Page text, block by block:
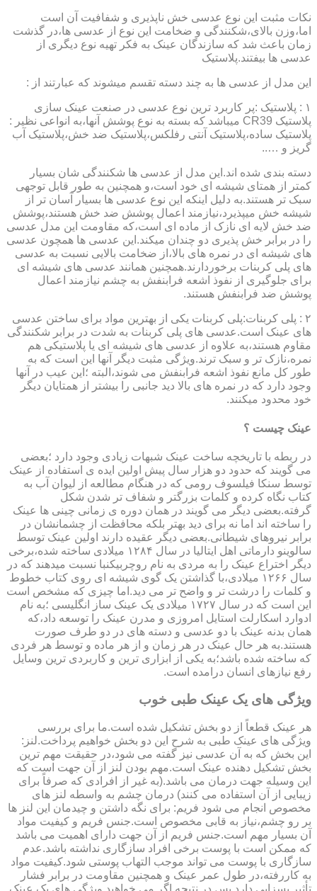
نکات مثبت این نوع عدسی خش ناپذیری و شفافیت آن است
اما،وزن بالای،شکنندگی و ضخامت این نوع از عدسی ها،در گذشت
زمان باعث شد که سازندگان عینک به فکر تهیه نوع دیگری از
عدسی ها بیفتند.پلاستیک
این مدل از عدسی ها به چند دسته تقسم میشوند که عبارتند از :
۱ : پلاستیک :پر کاربرد ترین نوع عدسی در صنعت عینک سازی
پلاستیک CR39 میباشد که بسته به نوع پوشش آنها،به انواعی نظیر :
پلاستیک ساده،پلاستیک آنتی رفلکس،پلاستیک ضد خش،پلاستیک آب
گریز و …..
دسته بندی شده اند.این مدل از عدسی ها شکنندگی شان بسیار
کمتر از همتای شیشه ای خود است،و همچنین به طور قابل توجهی
سبک تر هستند.به دلیل اینکه این نوع عدسی ها بسیار آسان تر از
شیشه خش میپذیرد،نیازمند اعمال پوشش ضد خش هستند،پوشش
ضد خش لایه ای نازک از ماده ای است،که مقاومت این مدل عدسی
را در برابر خش پذیری دو چندان میکند.این عدسی ها همچون عدسی
های شیشه ای در نمره های بالا،از ضخامت بالایی نسبت به عدسی
های پلی کربنات برخوردارند.همچنین همانند عدسی های شیشه ای
برای جلوگیری از نفوذ اشعه فرابنفش به چشم نیازمند اعمال
پوشش ضد فرابنفش هستند.
۲ : پلی کربنات:پلی کربنات یکی از بهترین مواد برای ساختن عدسی
های عینک است.عدسی های پلی کربنات به شدت در برابر شکنندگی
مقاوم هستند،به علاوه از عدسی های شیشه ای یا پلاستیکی هم
نمره،نازک تر و سبک ترند.ویژگی مثبت دیگر آنها این است که به
طور کل مانع نفوذ اشعه فرابنفش می شوند،البته ؛این عیب در آنها
وجود دارد که در نمره های بالا دید جانبی را بیشتر از همتایان دیگر
خود محدود میکنند.
عینک چیست ؟
در ربطه با تاریخچه ساخت عینک شبهات زیادی وجود دارد ؛بعضی
می گویند که حدود دو هزار سال پیش اولین ایده ی استفاده از عینک
توسط سنکا فیلسوف رومی که در هنگام مطالعه از لیوان آب به
کتاب نگاه کرده و کلمات بزرگتر و شفاف تر شدن شکل
گرفته.بعضی دیگر می گویند در همان دوره ی زمانی چینی ها عینک
را ساخته اند اما نه برای دید بهتر بلکه محافظت از چشمانشان در
برابر نیروهای شیطانی.بعضی دیگر عقیده دارند اولین عینک توسط
سالوینو دارماتی اهل ایتالیا در سال ۱۲۸۴ میلادی ساخته شده،برخی
دیگر اختراع عینک را به مردی به نام روچربیکنبا نسبت میدهند که در
سال ۱۲۶۶ میلادی،با گذاشتن یک گوی شیشه ای روی کتاب خطوط
و کلمات را درشت تر و واضح تر می دید.اما چیزی که مشخص است
این است که در سال ۱۷۲۷ میلادی یک عینک ساز انگلیسی ؛به نام
ادوارد اسکارلت استایل امروزی و مدرن عینک را توسعه داد،که
همان بدنه عینک با دو عدسی و دسته های در دو طرف صورت
هستند.به هر حال عینک در هر زمان و از هر ماده و توسط هر فردی
که ساخته شده باشد؛به یکی از ابزاری ترین و کاربردی ترین وسایل
رفع نیازهای انسان درامده است.
ویژگی های یک عینک طبی خوب
هر عینک قطعاً از دو بخش تشکیل شده است.ما برای بررسی
ویژگی های عینک طبی به شرح این دو بخش خواهیم پرداخت.لنز:
این بخش که به آن عدسی نیز گفته می شود،در حقیقت مهم ترین
بخش تشکیل دهنده عینک است.مهم بودن لنز از آن جهت است که
این وسیله جهت درمان می باشد.(به غیر از افرادی که صرفاً برای
زیبایی از آن استفاده می کنند) درمان چشم به واسطه لنز های
مخصوص انجام می شود فریم: برای نگه داشتن و چیدمان این لنز ها
بر رو چشم،نیاز به قابی مخصوص است.جنس فریم و کیفیت مواد
آن بسیار مهم است.جنس فریم از آن جهت دارای اهمیت می باشد
که ممکن است با پوست برخی افراد سازگاری نداشته باشد.عدم
سازگاری با پوست می تواند موجب التهاب پوستی شود.کیفیت مواد
به کاررفته،در طول عمر عینک و همچنین مقاومت در برابر فشار